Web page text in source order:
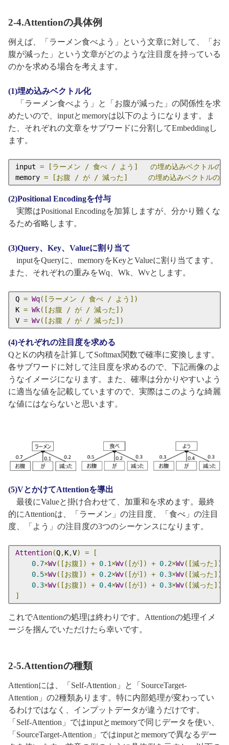
2-4.Attentionの具体例
例えば、「ラーメン食べよう」という文章に対して、「お
腹が減った」という文章がどのような注目度を持っている
のかを求める場合を考えます。
(1)埋め込みベクトル化
「ラーメン食べよう」と「お腹が減った」の関係性を求
めたいので、inputとmemoryは以下のようになります。ま
た、それぞれの文章をサブワードに分割してEmbeddingし
ます。
input = [ラーメン / 食べ / よう]
の埋め込みベクトルの
memory = [お腹 / が / 減った] の埋め込みベクトルの
(2)Positional Encodingを付与
実際はPositional Encodingを加算しますが、分かり難くな
るため省略します。
(3)Query、Key、Valueに割り当て
inputをQueryに、memoryをKeyとValueに割り当てます。
また、それぞれの重みをWq、Wk、Wvとします。
Q = Wq([ラーメン / 食べ / よう])
K = Wk([お腹 / が / 減った])
V = Wv([お腹 / が / 減った])
(4)それぞれの注目度を求める
QとKの内積を計算してSoftmax関数で確率に変換します。
各サブワードに対して注目度を求めるので、下記画像のよ
うなイメージになります。また、確率は分かりやすいよう
に適当な値を記載していますので、実際はこのような綺麗
な値にはならないと思います。
(5)VとかけてAttentionを導出
最後にValueと掛け合わせて、加重和を求めます。最終
的にAttentionは、「ラーメン」の注目度、「食べ」の注目
度、「よう」の注目度の3つのシーケンスになります。
Attention(Q,K,V) =
[
0.7×Wv([お腹]) + 0.1×Wv([が]) + 0.2×Wv([減った]),
0.5×Wv([お腹]) + 0.2×Wv([が]) + 0.3×Wv([減った]),
0.3×Wv([お腹]) + 0.4×Wv([が]) + 0.3×Wv([減った])
]
これでAttentionの処理は終わりです。Attentionの処理イメ
ージを掴んでいただけたら幸いです。
2-5.Attentionの種類
Attentionには、「Self-Attention」と「SourceTarget-
Attention」の2種類あります。特に内部処理が変わってい
るわけではなく、インプットデータが違うだけです。
「Self-Attention」ではinputとmemoryで同じデータを使い、
「SourceTarget-Attention」ではinputとmemoryで異なるデー